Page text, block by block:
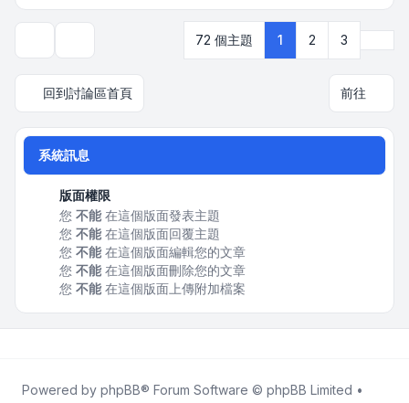
72 個主題 1 2 3
回到討論區首頁 前往
系統訊息
版面權限
您 不能在這個版面發表主題
您 不能在這個版面回覆主題
您 不能在這個版面編輯您的文章
您 不能在這個版面刪除您的文章
您 不能在這個版面上傳附加檔案
Powered by phpBB® Forum Software © phpBB Limited •